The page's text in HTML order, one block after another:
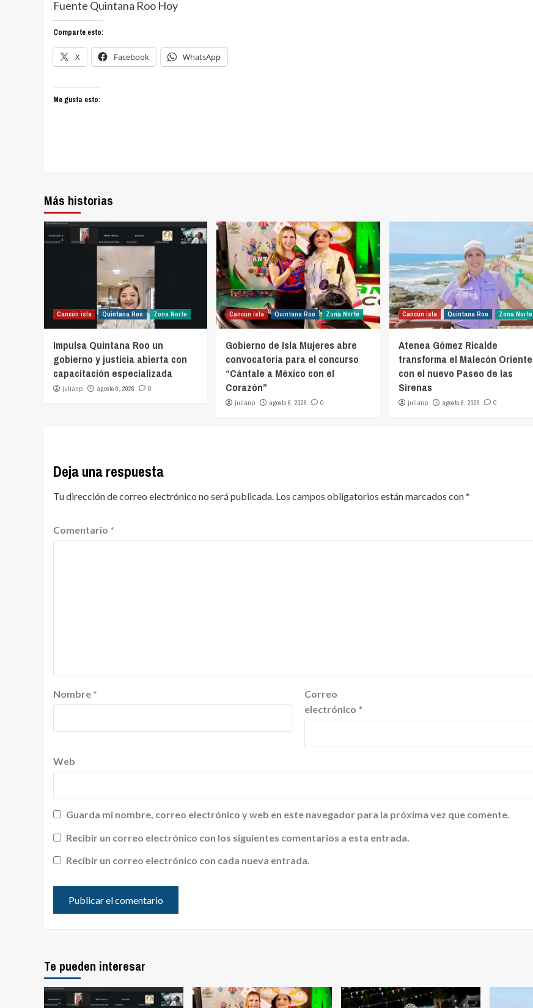
Fuente Quintana Roo Hoy
Comparte esto:
X Facebook WhatsApp
Me gusta esto:
Más historias
Cancún isla Quintana Roo Zona Norte
Impulsa Quintana Roo un
gobierno y justicia abierta con
capacitación especializada
julianp agosto 6, 2026 0
Cancún isla Quintana Roo Zona Norte
Gobierno de Isla Mujeres abre
convocatoria para el concurso
“Cántale a México con el
Corazón”
julianp agosto 6, 2026 0
Cancún isla Quintana Roo Zona Norte
Atenea Gómez Ricalde
transforma el Malecón Oriente
con el nuevo Paseo de las
Sirenas
julianp agosto 6, 2026 0
Deja una respuesta
Tu dirección de correo electrónico no será publicada. Los campos obligatorios están marcados con*
Comentario *
Nombre *
Correo
electrónico *
Web
Guarda mi nombre, correo electrónico y web en este navegador para la próxima vez que comente.
Recibir un correo electrónico con los siguientes comentarios a esta entrada.
Recibir un correo electrónico con cada nueva entrada.
Te pueden interesar